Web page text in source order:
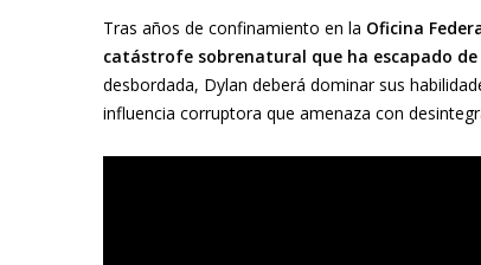
Tras años de confinamiento en la Oficina
catástrofe sobrenatural que ha escapado
desbordada, Dylan deberá dominar sus
influencia corruptora que amenaza con